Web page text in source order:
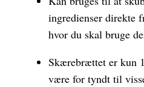
ingredienser direkte
hvor du skal bruge
Skærebrættet er kun
være for tyndt til